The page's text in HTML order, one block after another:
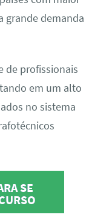
grande demanda
de profissionais
em um alto
no sistema
SE